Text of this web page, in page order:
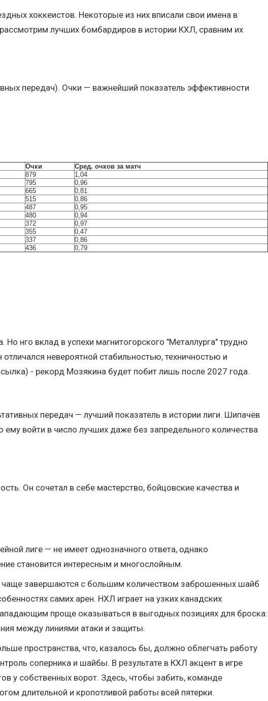
хоккеистов. Некоторые из них вписали свои имена в
лучших бомбардиров в истории КХЛ, сравним их
передач). Очки — важнейший показатель эффективности
Очки
Сред. очков за матч
879
1,04
795
0,96
665
0,81
515
0,86
487
0,95
480
0,94
372
0,97
355
0,47
337
0,86
436 0,79
нго вклад в успехи магнитогорского "Металлурга" трудно
невероятной стабильностью, техничностью и
- рекорд Мозякина будет побит лишь после 2027 года.
передач — лучший показатель в истории лиги. Шипачёв
войти в число лучших даже без запредельного количества
Он сочетал в себе мастерство, бойцовские качества и
лиге — не имеет однозначного ответа, однако
становится интересным и многослойным.
чаще завершаются с большим количеством заброшенных шайб
самих арен. НХЛ играет на узких канадских
проще оказываться в выгодных позициях для броска:
между линиями атаки и защиты.
пространства, что, казалось бы, должно облегчать работу
соперника и шайбы. В результате в КХЛ акцент в игре
у собственных ворот. Здесь, чтобы забить, команде
длительной и кропотливой работы всей пятерки.